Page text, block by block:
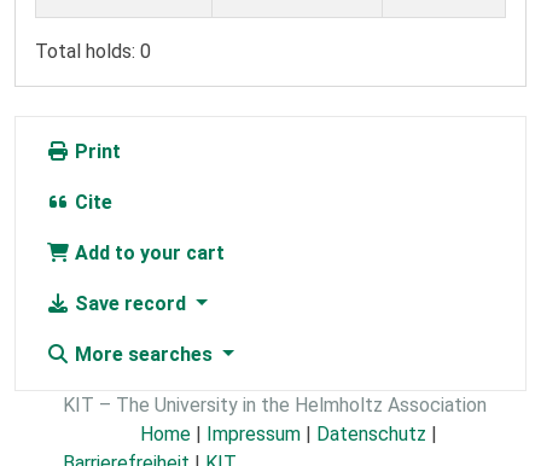
Total holds: 0
Print
Cite
Add to your cart
Save record
More searches
KIT – The University in the Helmholtz Association
Home | Impressum | Datenschutz |